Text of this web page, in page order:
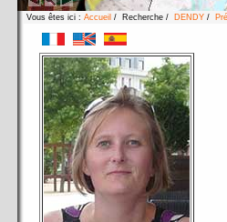
Vous êtes ici : Accueil / Recherche / DENDY /